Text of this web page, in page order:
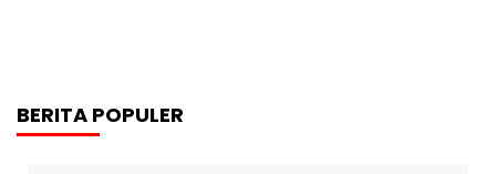
BERITA POPULER